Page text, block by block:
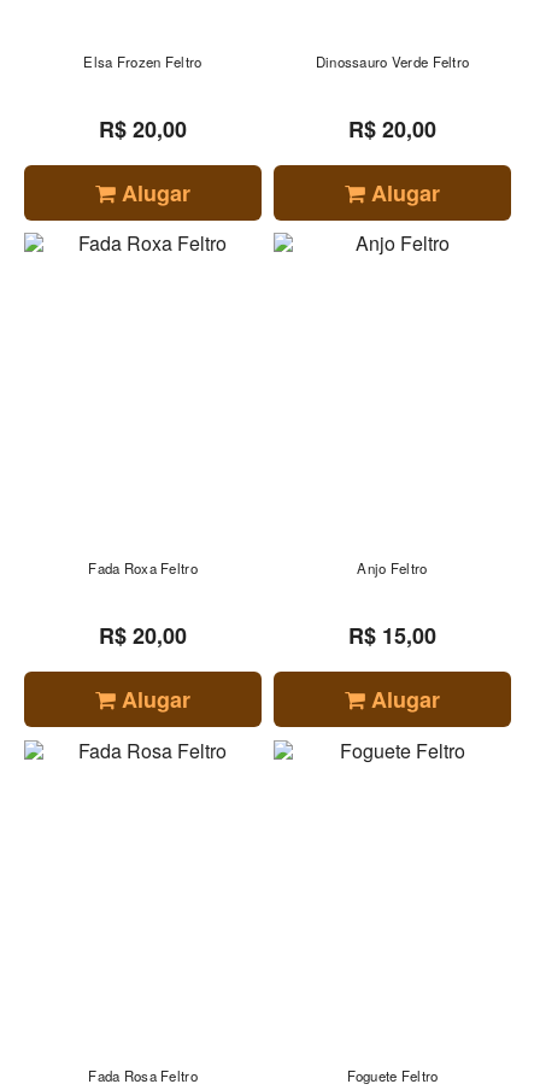
Elsa Frozen Feltro
R$ 20,00
Alugar
Dinossauro Verde Feltro
R$ 20,00
Alugar
Fada Roxa Feltro
R$ 20,00
Alugar
Anjo Feltro
R$ 15,00
Alugar
Fada Rosa Feltro Foguete Feltro